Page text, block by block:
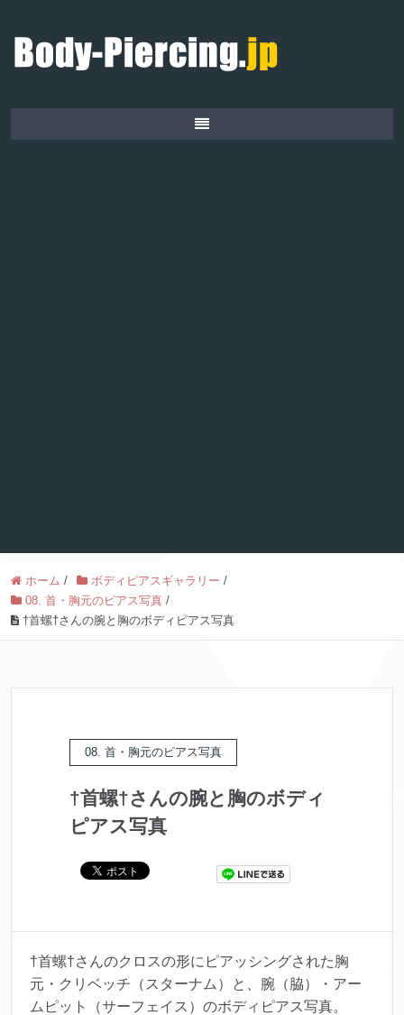
ホーム / ボディピアスギャラリー /
08. 首・胸元のピアス写真 /
†首螺†さんの腕と胸のボディピアス写真
08. 首・胸元のピアス写真
†首螺†さんの腕と胸のボディ
ピアス写真
†首螺†さんのクロスの形にピアッシングされた胸
元・クリベッチ（スターナム）と、腕（脇）・アー
ムピット（サーフェイス）のボディピアス写真。